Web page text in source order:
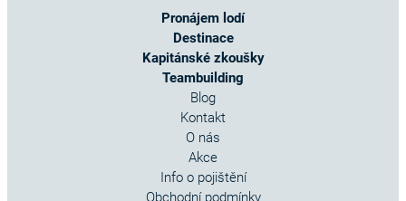
Pronájem lodí
Destinace
Kapitánské zkoušky
Teambuilding
Blog
Kontakt
O nás
Akce
Info o pojištění
Obchodní podmínky